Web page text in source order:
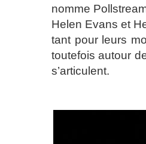
nomme
Helen Evans et
tant pour leurs
toutefois autour
s’articulent.